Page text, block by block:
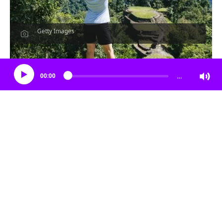
Getty Images
Escucha el artículo
00:00 …